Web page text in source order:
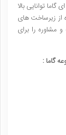
توانایی بالا
از زیرساخت های
مشاوره را برای
گاما :